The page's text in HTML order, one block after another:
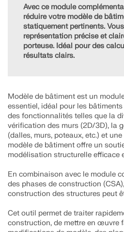
Abonnements & prix
Exemples
Concevez et analysez des
EN 1993‑1‑8 et AISC 360,
plus rapides et plus précis.
EN SAVOIR PLUS
Avec ce module
réduire votre modèle de
statiquement pertinents.
représentation précise et
porteuse. Idéal pour des
résultats clairs.
Modèle de bâtiment est un
essentiel, idéal pour les
des fonctionnalités telles que la
vérification des murs (2D/3D), la
(dalles, murs, poteaux, etc.) et
modèle de bâtiment offre un
modélisation structurelle efficace
En combinaison avec le module
des phases de construction
construction des structures peut
Cet outil permet de traiter
construction, de mettre en œuvre